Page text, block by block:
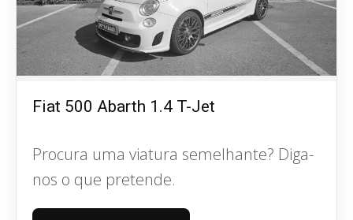
Fiat 500 Abarth 1.4 T-Jet
Procura uma viatura semelhante? Diga-
nos o que pretende.